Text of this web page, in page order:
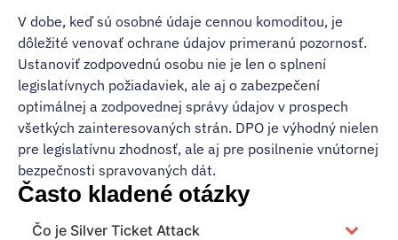
V dobe, keď sú osobné údaje cennou komoditou, je
dôležité venovať ochrane údajov primeranú pozornosť.
Ustanoviť zodpovednú osobu nie je len o splnení
legislatívnych požiadaviek, ale aj o zabezpečení
optimálnej a zodpovednej správy údajov v prospech
všetkých zainteresovaných strán. DPO je výhodný nielen
pre legislatívnu zhodnosť, ale aj pre posilnenie vnútornej
bezpečnosti spravovaných dát.
Často kladené otázky
Čo je Silver Ticket Attack